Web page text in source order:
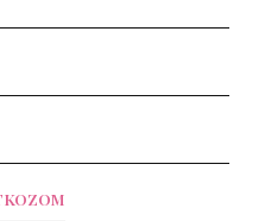
k